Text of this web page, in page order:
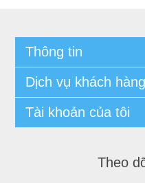
Thông tin
Dịch vụ khách hàng
Tài khoản của tôi
Theo